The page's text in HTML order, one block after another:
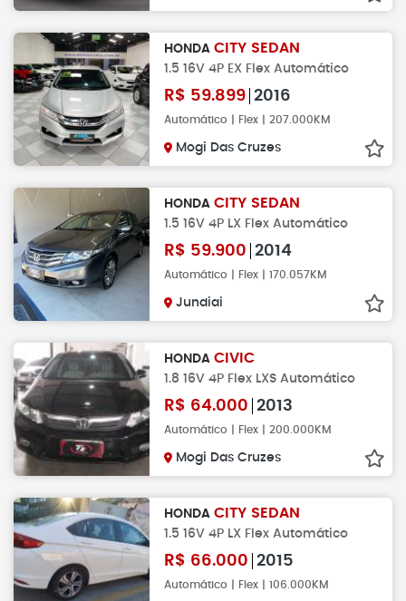
HONDA CITY SEDAN
1.5 16V 4P EX Flex Automático
R$ 59.899 2016
Automático | Flex | 207.000KM
Mogi Das Cruzes
HONDA CITY SEDAN
1.5 16V 4P LX Flex Automático
R$ 59.900 2014
Automático | Flex | 170.057KM
Jundiai
HONDA CIVIC
1.8 16V 4P Flex LXS Automático
R$ 64.000 2013
Automático | Flex | 200.000KM
Mogi Das Cruzes
HONDA CITY SEDAN
1.5 16V 4P LX Flex Automático
R$ 66.000 2015
Automático | Flex | 106.000KM